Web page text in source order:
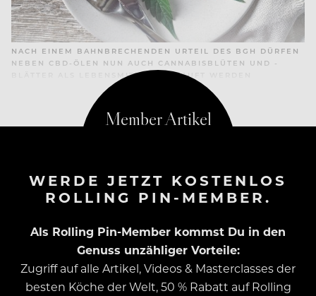
NACH EINEM BAHNBRECHENDEN URTEIL DES BGH DÜRFEN
NEBEN CBD-ÖLEN NUN AUCH CANNABISBLÜTEN UND -
BLÄTTER ALS LEBENSMITTEL VERKAUFT WERDEN
WERDE JETZT KOSTENLOS
ROLLING PIN-MEMBER.
Als Rolling Pin-Member kommst Du in den
Genuss unzähliger Vorteile:
Zugriff auf alle Artikel, Videos & Masterclasses der
besten Köche der Welt, 50 % Rabatt auf Rolling